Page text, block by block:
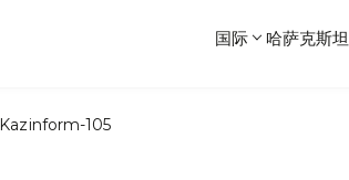
国际 哈萨克斯坦
Kazinform-105